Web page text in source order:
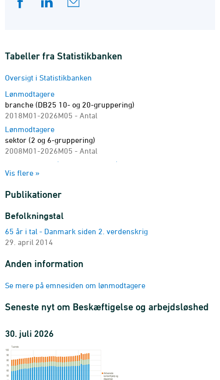
Tabeller fra Statistikbanken
Oversigt i Statistikbanken
Lønmodtagere
branche (DB25 10- og 20-gruppering)
2018M01-2026M05 - Antal
Lønmodtagere
sektor (2 og 6-gruppering)
2008M01-2026M05 - Antal
Lønmodtagere (sæsonkorrigeret)
branche (DB25 10- og 20-gruppering)
Lønmodtagere (sæsonkorrigeret)
sektor (2 og 6-gruppering)
2018M01-2026M05 - Antal
Lønmodtagere
enhed, branche (DB25 10- og 20-gruppering), køn og
2018K1-2026K1 - Antal
Lønmodtagere
enhed, bopælslandsdel, branche (DB25 10- og 20-
gruppering) og køn
2018K1-2026K1 - Antal
enhed, sektor (2-gruppering), alder (10-års intervaller) og
køn
2018K1-2026K1 - Antal
Lønmodtagere
Vis flere »
Publikationer
Befolkningstal
65 år i tal - Danmark siden 2. verdenskrig
29. april 2014
Anden information
Se mere på emnesiden om lønmodtagere
Seneste nyt om Beskæftigelse og arbejdsløshed
30. juli 2026